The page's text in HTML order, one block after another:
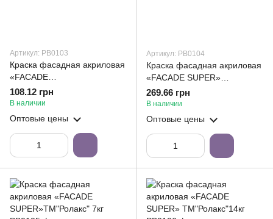
Артикул: РВ0103
Краска фасадная акриловая
«FACADE
SUPER»ТМ"Ролакс" 1,4кг
108.12 грн
В наличии
Оптовые цены
Артикул: РВ0104
Краска фасадная акриловая
«FACADE SUPER»
ТМ"Ролакс"4,2кг
269.66 грн
В наличии
Оптовые цены